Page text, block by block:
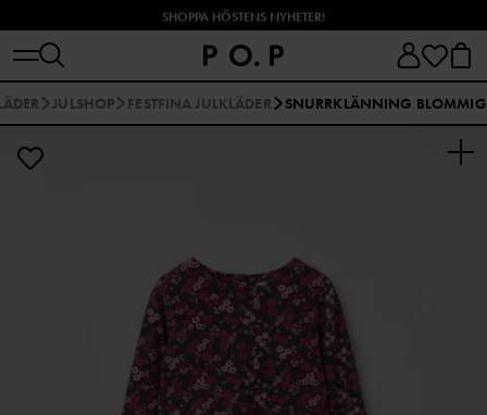
SHOPPA HÖSTENS NYHETER!
JULSHOP FESTFINA JULKLÄDER SNURRKLÄNNING BLOMMIG